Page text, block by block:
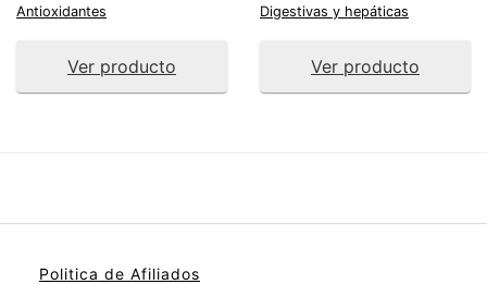
Antioxidantes
Ver producto
Digestivas y hepáticas
Ver producto
Politica de Afiliados